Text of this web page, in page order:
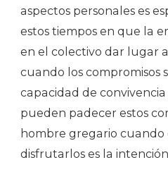
aspectos personales es
estos tiempos en que la
en el colectivo dar lugar
cuando los compromisos
capacidad de
pueden padecer estos
hombre gregario cuando
disfrutarlos es la